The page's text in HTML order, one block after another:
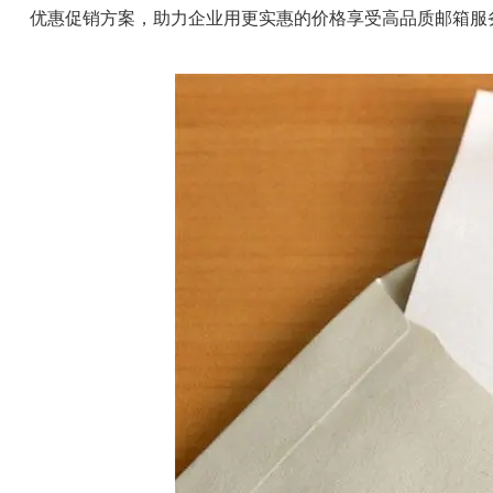
优惠促销方案，助力企业用更实惠的价格享受高品质邮箱服